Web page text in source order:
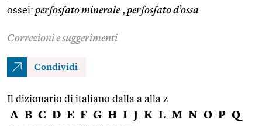
ossei: perfosfato minerale, perfosfato d’ossa
Correzioni e suggerimenti
Condividi
Il dizionario di italiano dalla a alla z
A B C D E F G H I J K L M N O P Q